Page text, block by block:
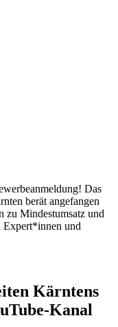
Das
berät angefangen
zu Mindestumsatz und
Expert*innen und
Kärntens
Kanal